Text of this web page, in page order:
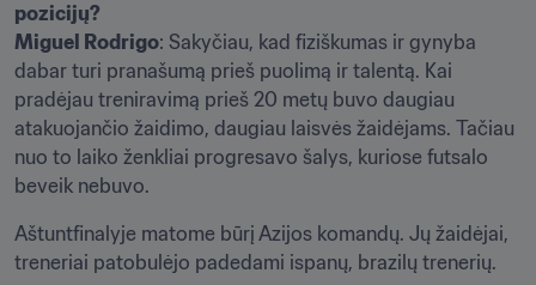
pozicijų?
Miguel Rodrigo: Sakyčiau, kad fiziškumas ir gynyba
dabar turi pranašumą prieš puolimą ir talentą. Kai
pradėjau treniravimą prieš 20 metų buvo daugiau
atakuojančio žaidimo, daugiau laisvės žaidėjams. Tačiau
nuo to laiko ženkliai progresavo šalys, kuriose futsalo
beveik nebuvo.
Aštuntfinalyje matome būrį Azijos komandų. Jų žaidėjai,
treneriai patobulėjo padedami ispanų, brazilų trenerių.